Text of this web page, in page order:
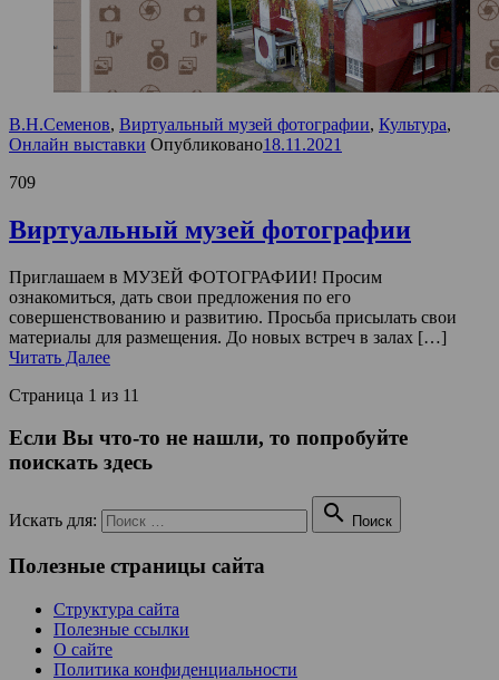
В.Н.Семенов, Виртуальный музей фотографии, Культура,
Онлайн выставки Опубликовано18.11.2021
709
Виртуальный музей фотографии
Приглашаем в МУЗЕЙ ФОТОГРАФИИ! Просим
ознакомиться, дать свои предложения по его
совершенствованию и развитию. Просьба присылать свои
материалы для размещения. До новых встреч в залах […]
Читать Далее
Страница 1 из 11
Если Вы что-то не нашли, то попробуйте
поискать здесь
Искать для:  Поиск
Полезные страницы сайта
Структура сайта
Полезные ссылки
О сайте
Политика конфиденциальности